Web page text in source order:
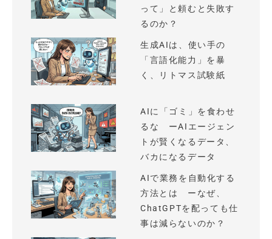
って」と頼むと失敗す
るのか？
生成AIは、使い手の
「言語化能力」を暴
く、リトマス試験紙
AIに「ゴミ」を食わせ
るな ーAIエージェン
トが賢くなるデータ、
バカになるデータ
AIで業務を自動化する
方法とは ーなぜ、
ChatGPTを配っても仕
事は減らないのか？